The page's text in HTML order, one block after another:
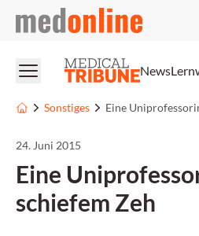
medonline
News
Sonstiges Eine
24. Juni 2015
Eine
schiefem Zeh